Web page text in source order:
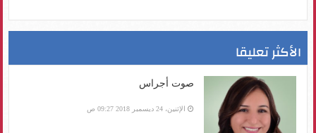
الأكثر تعليقا
صوت أجراس
الإثنين، 24 ديسمبر 2018 09:27 ص